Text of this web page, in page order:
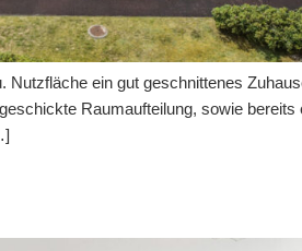
ein gut geschnittenes
Raumaufteilung, sowie